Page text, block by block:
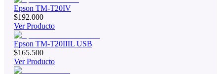
Epson TM-T20IV
$192.000
Ver Producto
Epson TM-T20IIIL USB
$165.500
Ver Producto